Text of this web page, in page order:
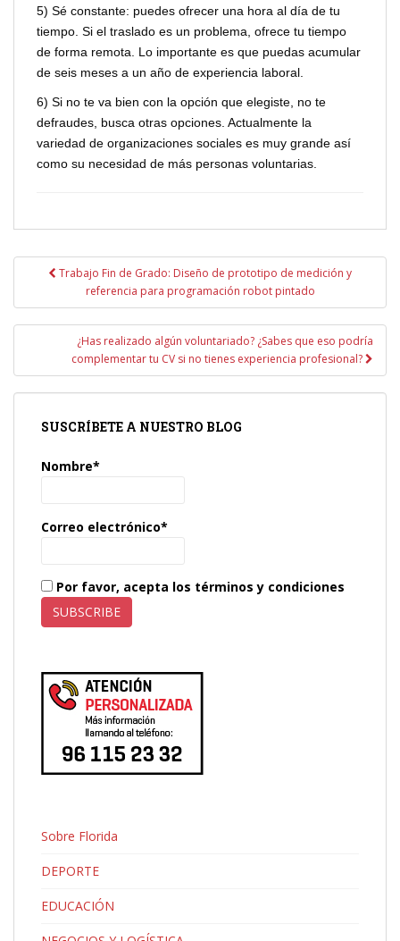
5) Sé constante: puedes ofrecer una hora al día de tu
tiempo. Si el traslado es un problema, ofrece tu tiempo
de forma remota. Lo importante es que puedas acumular
de seis meses a un año de experiencia laboral.
6) Si no te va bien con la opción que elegiste, no te
defraudes, busca otras opciones. Actualmente la
variedad de organizaciones sociales es muy grande así
como su necesidad de más personas voluntarias.
Navegación
entradas
Trabajo Fin de Grado: Diseño de prototipo de medición y
referencia para programación robot pintado
¿Has realizado algún voluntariado? ¿Sabes que eso podría
complementar tu CV si no tienes experiencia profesional?
SUSCRÍBETE A NUESTRO BLOG
Nombre*
Correo electrónico*
Por favor, acepta los términos y condiciones
Sobre Florida
DEPORTE
EDUCACIÓN